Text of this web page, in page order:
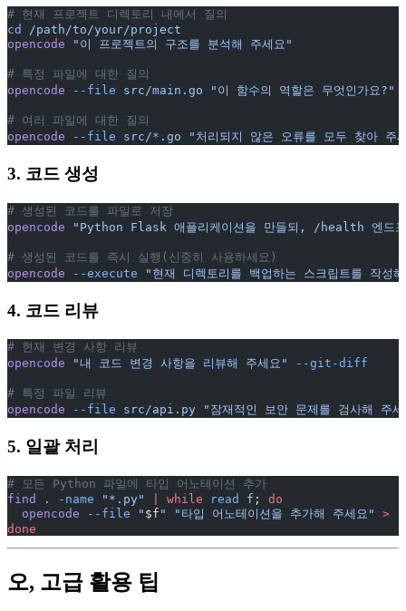
# 현재 프로젝트 디렉토리 내에서 질의
cd
/path/to/your/project
opencode "이 프로젝트의 구조를 분석해 주세요"
# 특정 파일에 대한 질의
opencode --file src/main.go "이 함수의 역할은 무엇인가요?"
# 여러 파일에 대한 질의
opencode --file src/* .go "처리되지 않은 오류를 모두 찾아 주
3. 코드 생성
# 생성된 코드를 파일로 저장
opencode "Python Flask 애플리케이션을 만들되, /health 엔드포
# 생성된 코드를 즉시 실행(신중히 사용하세요)
opencode --execute "현재 디렉토리를 백업하는 스크립트를 작성
4. 코드 리뷰
# 현재 변경 사항 리뷰
opencode "내 코드 변경 사항을 리뷰해 주세요" --git-diff
# 특정 파일 리뷰
opencode --file src/api.py "잠재적인 보안 문제를 검사해 주
5. 일괄 처리
# 모든 Python 파일에 타입 어노테이션 추가
find
. -name "*.py" while read f ; do
  opencode
--file " $f " "타입 어노테이션을 추가해 주세요" >
done
오, 고급 활용 팁